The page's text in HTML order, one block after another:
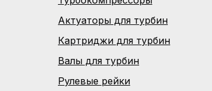
Актуаторы для турбин
Картриджи для турбин
Валы для турбин
Рулевые рейки